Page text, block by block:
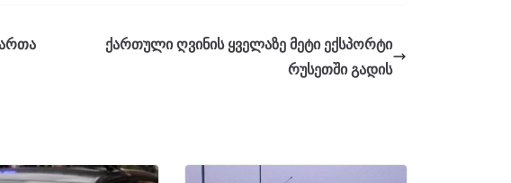
ქართული ღვინის ყველაზე მეტი ექსპორტი
რუსეთში გადის